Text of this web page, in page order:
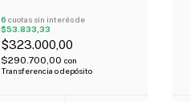
Supraaural Cable 2 Mts
6 cuotas sin interés de
$53.833,33
$323.000,00
$290.700,00 con
Transferencia o depósito